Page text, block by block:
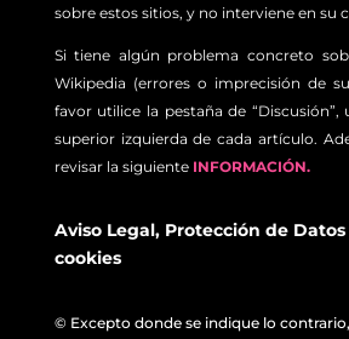
sobre estos sitios, y no interviene en su
Si tiene algún problema concreto
Wikipedia (errores o imprecisión de
favor utilice la pestaña de “Discusión”,
superior izquierda de cada artículo.
revisar la siguiente INFORMACIÓN.
Aviso Legal, Protección de Datos
cookies
© Excepto donde se indique lo